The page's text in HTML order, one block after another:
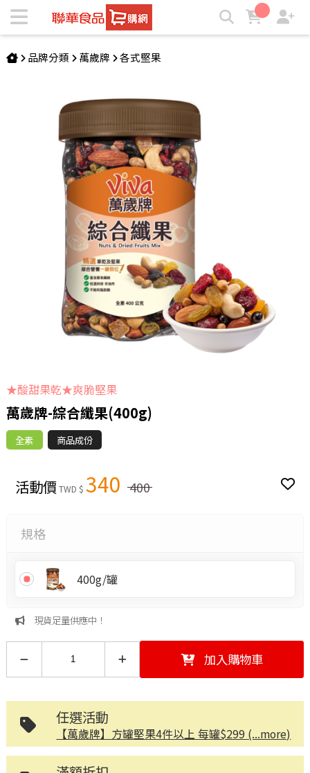
萬歲牌-綜合纖果(400g) | ★聯華食品e購網★
品牌分類 萬歲牌 各式堅果
★酸甜果乾★爽脆堅果
萬歲牌-綜合纖果(400g)
全素 商品成份
活動價TWD $ 340 400
規格
400g/罐
現貨足量供應中！
加入購物車
任選活動
【萬歲牌】方罐堅果4件以上 每罐$299 (...more)